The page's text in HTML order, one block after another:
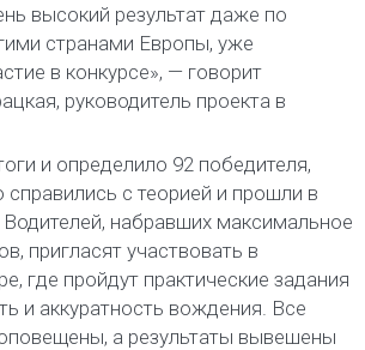
высокий результат даже по
странами Европы, уже
в конкурсе», — говорит
руководитель проекта в
и определило 92 победителя,
с теорией и прошли в
набравших максимальное
пригласят участвовать в
где пройдут практические задания
и аккуратность вождения. Все
а результаты вывешены